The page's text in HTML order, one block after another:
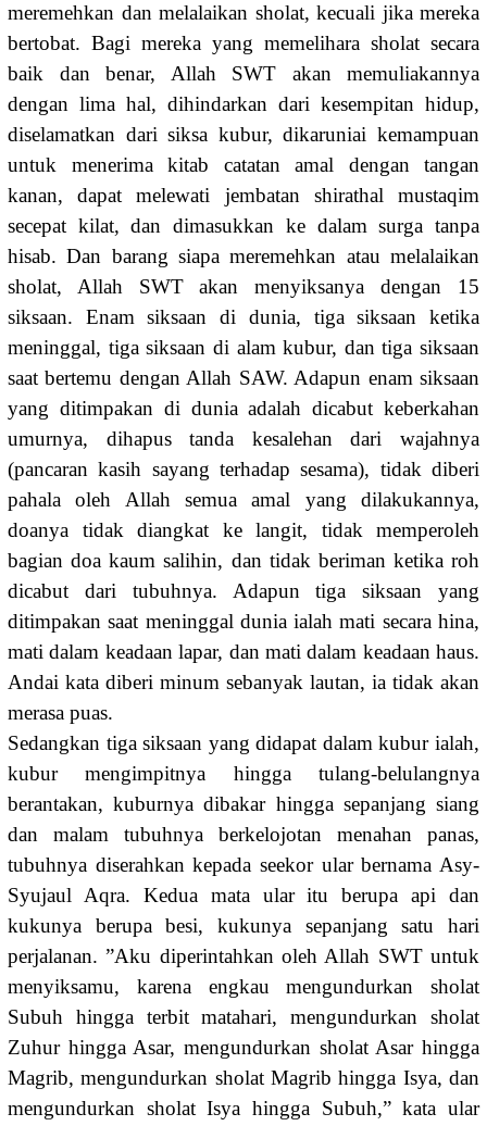
meremehkan dan melalaikan sholat, kecuali jika mereka
bertobat. Bagi mereka yang memelihara sholat secara
baik dan benar, Allah SWT akan memuliakannya
dengan lima hal, dihindarkan dari kesempitan hidup,
diselamatkan dari siksa kubur, dikaruniai kemampuan
untuk menerima kitab catatan amal dengan tangan
kanan, dapat melewati jembatan shirathal mustaqim
secepat kilat, dan dimasukkan ke dalam surga tanpa
hisab. Dan barang siapa meremehkan atau melalaikan
sholat, Allah SWT akan menyiksanya dengan 15
siksaan. Enam siksaan di dunia, tiga siksaan ketika
meninggal, tiga siksaan di alam kubur, dan tiga siksaan
saat bertemu dengan Allah SAW. Adapun enam siksaan
yang ditimpakan di dunia adalah dicabut keberkahan
umurnya, dihapus tanda kesalehan dari wajahnya
(pancaran kasih sayang terhadap sesama), tidak diberi
pahala oleh Allah semua amal yang dilakukannya,
doanya tidak diangkat ke langit, tidak memperoleh
bagian doa kaum salihin, dan tidak beriman ketika roh
dicabut dari tubuhnya. Adapun tiga siksaan yang
ditimpakan saat meninggal dunia ialah mati secara hina,
mati dalam keadaan lapar, dan mati dalam keadaan haus.
Andai kata diberi minum sebanyak lautan, ia tidak akan
merasa puas.
Sedangkan tiga siksaan yang didapat dalam kubur ialah,
kubur mengimpitnya hingga tulang-belulangnya
berantakan, kuburnya dibakar hingga sepanjang siang
dan malam tubuhnya berkelojotan menahan panas,
tubuhnya diserahkan kepada seekor ular bernama Asy-
Syujaul Aqra. Kedua mata ular itu berupa api dan
kukunya berupa besi, kukunya sepanjang satu hari
perjalanan. ”Aku diperintahkan oleh Allah SWT untuk
menyiksamu, karena engkau mengundurkan sholat
Subuh hingga terbit matahari, mengundurkan sholat
Zuhur hingga Asar, mengundurkan sholat Asar hingga
Magrib, mengundurkan sholat Magrib hingga Isya, dan
mengundurkan sholat Isya hingga Subuh,” kata ular